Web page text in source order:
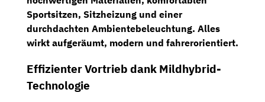
Sportsitzen, Sitzheizung und einer
durchdachten Ambientebeleuchtung. Alles
wirkt aufgeräumt, modern und fahrerorientiert.
Effizienter Vortrieb dank Mildhybrid-
Technologie